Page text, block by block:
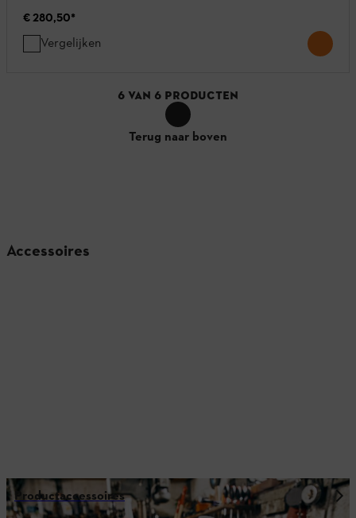
€ 280,50*
Vergelijken
6 VAN 6 PRODUCTEN
Terug naar boven
Accessoires
Productaccessoires